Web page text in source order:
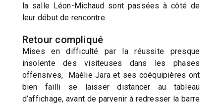
la salle Léon-Michaud sont passées à côté de
leur début de rencontre.
Retour compliqué
Mises en difficulté par la réussite presque
insolente des visiteuses dans les phases
offensives, Maélie Jara et ses coéquipières ont
bien failli se laisser distancer au tableau
d’affichage, avant de parvenir à redresser la barre